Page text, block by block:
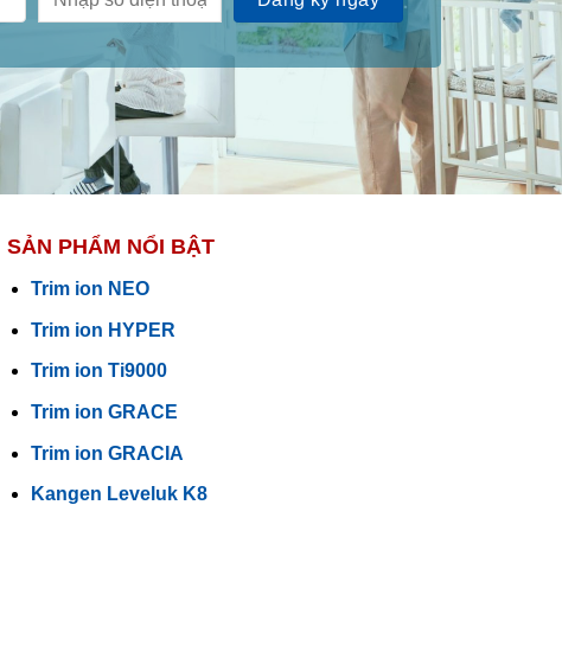
SẢN PHẨM NỔI BẬT
Trim ion NEO
Trim ion HYPER
Trim ion Ti9000
Trim ion GRACE
Trim ion GRACIA
Kangen Leveluk K8